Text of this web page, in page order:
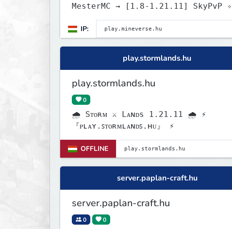
MesterMC → [1.8-1.21.11] SkyPvP ✧
IP:
play.stormlands.hu
play.stormlands.hu
0
🌧 Sᴛᴏʀᴍ ⚔ Lᴀɴᴅs 1.21.11 🌧 ⚡
『ᴘʟᴀʏ.ꜱᴛᴏʀᴍʟᴀɴᴅꜱ.ʜᴜ』 ⚡
OFFLINE
server.paplan-craft.hu
server.paplan-craft.hu
0 0